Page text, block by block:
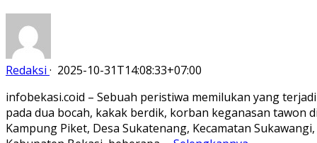
Redaksi · 2025-10-31T14:08:33+07:00
infobekasi.coid – Sebuah peristiwa memilukan yang terjadi
pada dua bocah, kakak berdik, korban keganasan tawon
Kampung Piket, Desa Sukatenang, Kecamatan Sukawangi,